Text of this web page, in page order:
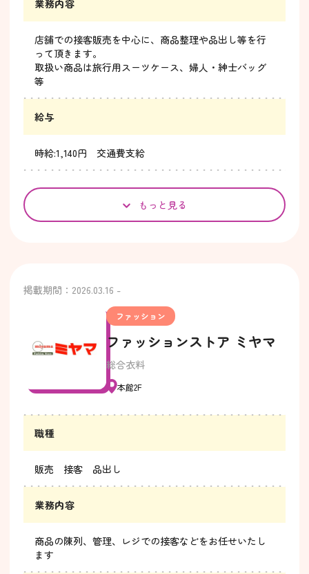
業務内容
店舗での接客販売を中心に、商品整理や品出し等を行
って頂きます。
取扱い商品は旅行用スーツケース、婦人・紳士バッグ
等
給与
時給:1,140円 交通費支給
もっと見る
掲載期間：2026.03.16 -
ファッション
ファッションストア ミヤマ
総合衣料
本館2F
職種
販売 接客 品出し
業務内容
商品の陳列、管理、レジでの接客などをお任せいたし
ます